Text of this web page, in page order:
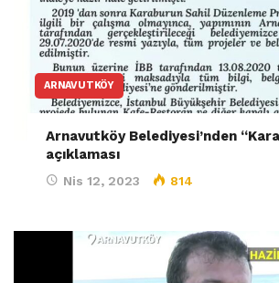
ARNAVUTKÖY
Arnavutköy Belediyesi’nden
açıklaması
Nis 12, 2023 814